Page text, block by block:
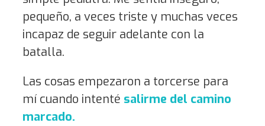
pequeño, a veces triste y muchas veces
incapaz de seguir adelante con la
batalla.
Las cosas empezaron a torcerse para
mí cuando intenté salirme del camino
marcado.